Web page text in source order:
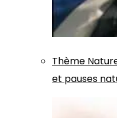
Thème
et pauses